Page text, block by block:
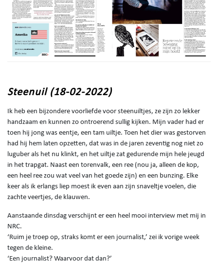
Steenuil (18-02-2022)
Ik heb een bijzondere voorliefde voor steenuiltjes, ze zijn zo lekker
handzaam en kunnen zo ontroerend sullig kijken. Mijn vader had er
toen hij jong was eentje, een tam uiltje. Toen het dier was gestorven
had hij hem laten opzetten, dat was in de jaren zeventig nog niet zo
luguber als het nu klinkt, en het uiltje zat gedurende mijn hele jeugd
in het trapgat. Naast een torenvalk, een ree (nou ja, alleen de kop,
een heel ree zou wat veel van het goede zijn) en een bunzing. Elke
keer als ik erlangs liep moest ik even aan zijn snaveltje voelen, die
zachte veertjes, de klauwen.
Aanstaande dinsdag verschijnt er een heel mooi interview met mij in
NRC.
‘Ruim je troep op, straks komt er een journalist,’ zei ik vorige week
tegen de kleine.
‘Een journalist? Waarvoor dat dan?’